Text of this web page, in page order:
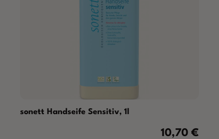
sonett Handseife Sensitiv, 1l
Regulärer
10,70 €